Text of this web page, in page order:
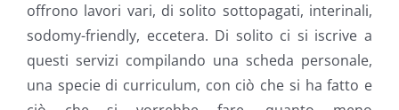
offrono lavori vari, di solito sottopagati, interinali,
sodomy-friendly, eccetera. Di solito ci si iscrive a
questi servizi compilando una scheda personale,
una specie di curriculum, con ciò che si ha fatto e